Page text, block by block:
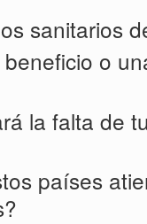
sanitarios
o
la falta de
países